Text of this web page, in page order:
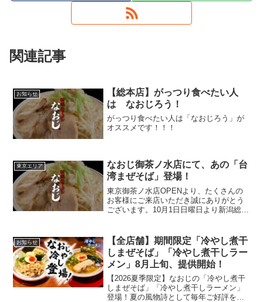
関連記事
お知らせ
【総本店】がっつり食べたい人
は なおじろう！
がっつり食べたい人は「なおじろう」が
オススメです！！！
東京エリア
なおじ御茶ノ水店にて、あの「台
湾まぜそば」登場！
東京御茶ノ水店OPENより、たくさんの
お客様にご来店いただき誠にありがとう
ございます。10月1日日曜日より新潟総本
場。新潟が誇る日本一の味噌蔵「奈良橋
醸造（ならはしじ...
お知らせ
【全店舗】期間限定「冷やし煮干
しまぜそば」「冷やし煮干しラー
メン」8月上旬、提供開始！
【2026夏季限定】なおじの「冷やし煮干
しまぜそば」「冷やし煮干しラーメン」
登場！夏の風物詩として毎年ご好評をい